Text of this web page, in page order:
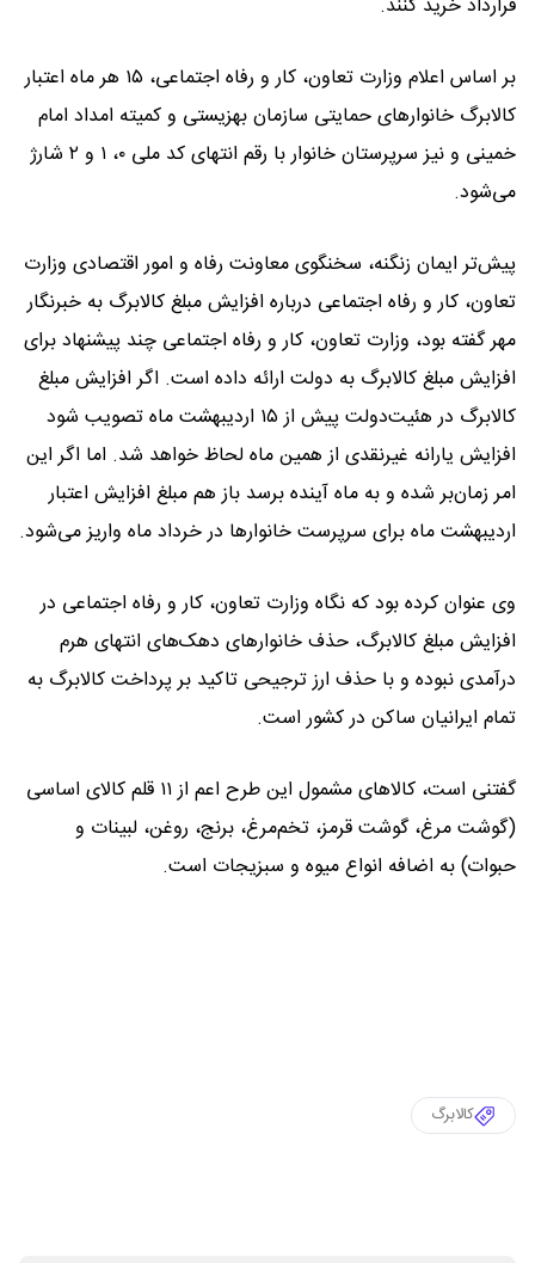
قرارداد خرید کنند.
بر اساس اعلام وزارت تعاون، کار و رفاه اجتماعی، ۱۵ هر ماه اعتبار
کالابرگ خانوارهای حمایتی سازمان بهزیستی و کمیته امداد امام
خمینی و نیز سرپرستان خانوار با رقم انتهای کد ملی ۰، ۱ و ۲ شارژ
می‌شود.
پیش‌تر ایمان زنگنه، سخنگوی معاونت رفاه و امور اقتصادی وزارت
تعاون، کار و رفاه اجتماعی درباره افزایش مبلغ کالابرگ به خبرنگار
مهر گفته بود، وزارت تعاون، کار و رفاه اجتماعی چند پیشنهاد برای
افزایش مبلغ کالابرگ به دولت ارائه داده است. اگر افزایش مبلغ
کالابرگ در هئیت‌دولت پیش از ۱۵ اردیبهشت ماه تصویب شود
افزایش یارانه غیرنقدی از همین ماه لحاظ خواهد شد. اما اگر این
امر زمان‌بر شده و به ماه آینده برسد باز هم مبلغ افزایش اعتبار
اردیبهشت ماه برای سرپرست خانوارها در خرداد ماه واریز می‌شود.
وی عنوان کرده بود که نگاه وزارت تعاون، کار و رفاه اجتماعی در
افزایش مبلغ کالابرگ، حذف خانوارهای دهک‌های انتهای هرم
درآمدی نبوده و با حذف ارز ترجیحی تاکید بر پرداخت کالابرگ به
تمام ایرانیان ساکن در کشور است.
گفتنی است، کالاهای مشمول این طرح اعم از ۱۱ قلم کالای اساسی
(گوشت مرغ، گوشت قرمز، تخم‌مرغ، برنج، روغن، لبینات و
حبوات) به اضافه انواع میوه و سبزیجات است.
کالابرگ